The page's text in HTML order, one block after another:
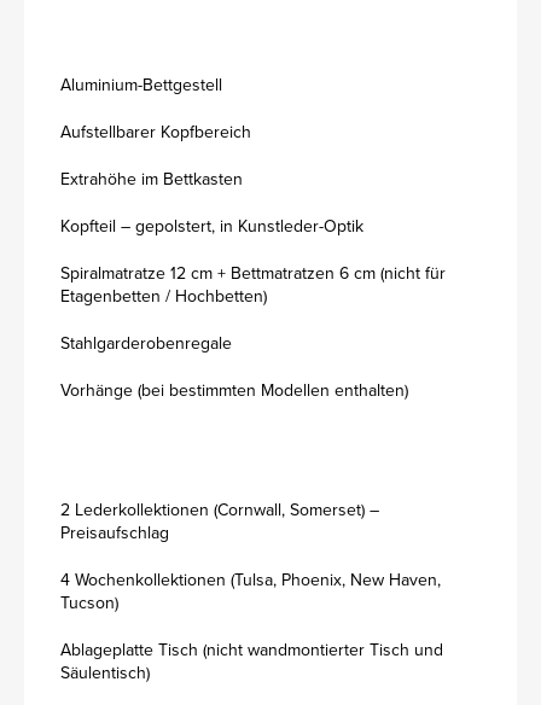
Aluminium-Bettgestell
Aufstellbarer Kopfbereich
Extrahöhe im Bettkasten
Kopfteil – gepolstert, in Kunstleder-Optik
Spiralmatratze 12 cm + Bettmatratzen 6 cm (nicht für
Etagenbetten / Hochbetten)
Stahlgarderobenregale
Vorhänge (bei bestimmten Modellen enthalten)
2 Lederkollektionen (Cornwall, Somerset) –
Preisaufschlag
4 Wochenkollektionen (Tulsa, Phoenix, New Haven,
Tucson)
Ablageplatte Tisch (nicht wandmontierter Tisch und
Säulentisch)